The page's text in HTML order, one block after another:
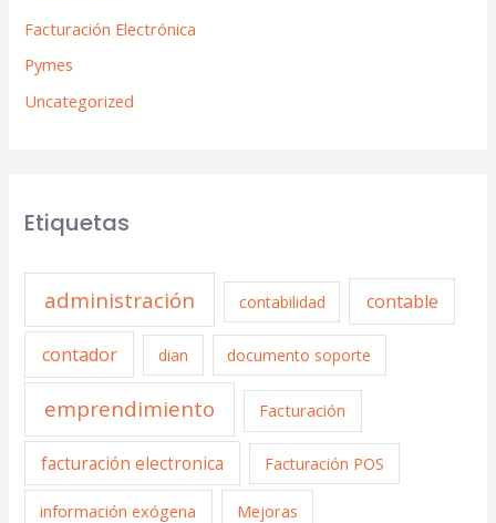
Facturación Electrónica
Pymes
Uncategorized
Etiquetas
administración contabilidad contable
contador dian documento soporte
emprendimiento Facturación
facturación electronica Facturación POS
información exógena Mejoras